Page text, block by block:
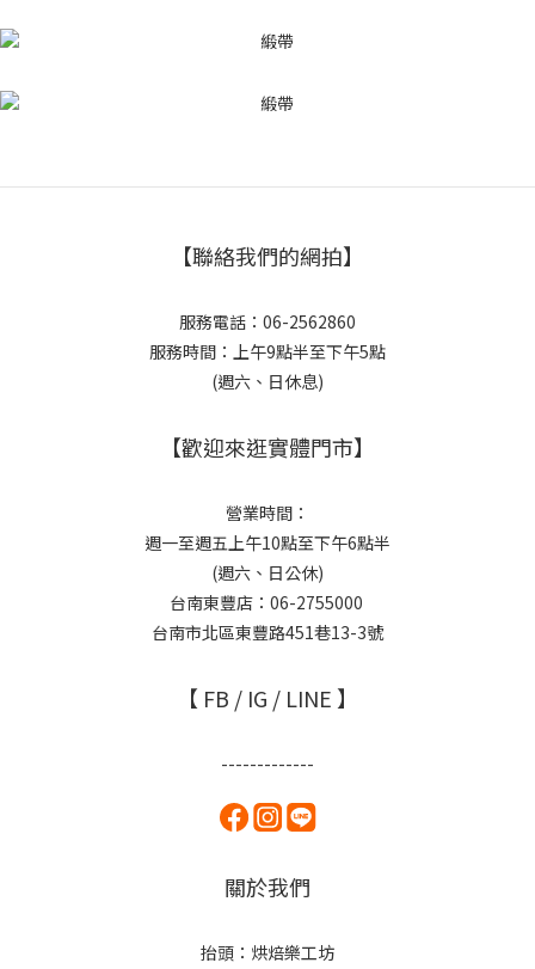
【聯絡我們的網拍】
服務電話：06-2562860
服務時間：上午9點半至下午5點
(週六、日休息)
【歡迎來逛實體門市】
營業時間：
週一至週五上午10點至下午6點半
(週六、日公休)
台南東豐店：06-2755000
台南市北區東豐路451巷13-3號
【 FB / IG / LINE 】
-------------
關於我們
抬頭：烘焙樂工坊